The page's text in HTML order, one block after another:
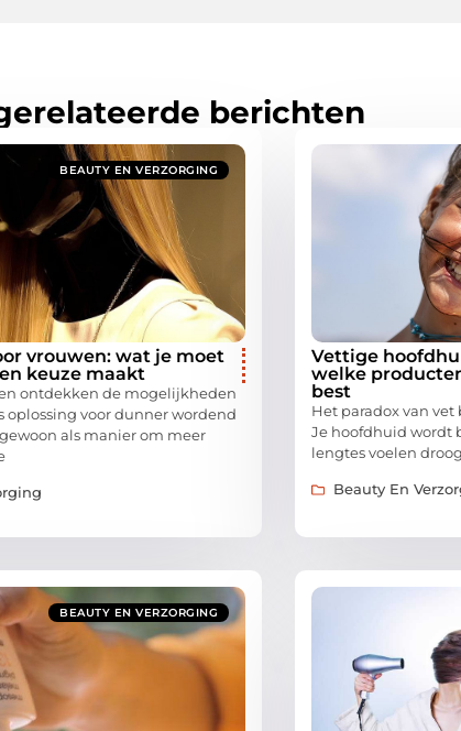
berichten
BEAUTY EN VERZORGING
vrouwen: wat je moet
keuze maakt
ontdekken de mogelijkheden
oplossing voor dunner wordend
als manier om meer
Vettige
welke
best
Het paradox van vet
Je hoofdhuid wordt
lengtes voelen
Beauty En
BEAUTY EN VERZORGING